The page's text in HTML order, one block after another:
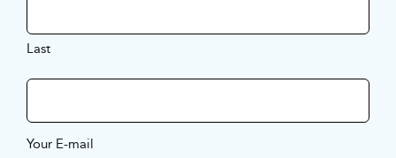
Last
Your E-mail